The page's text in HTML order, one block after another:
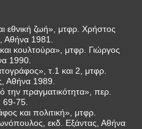
εθνική ζωή», μτφρ. Χρήστος
Αθήνα 1981.
κουλτούρα», μτφρ. Γιώργος
1990.
τ.1 και 2, μτφρ.
Αθήνα 1989.
την πραγματικότητα», περ.
69-75.
και πολιτική», μτφρ.
εκδ. Εξάντας, Αθήνα